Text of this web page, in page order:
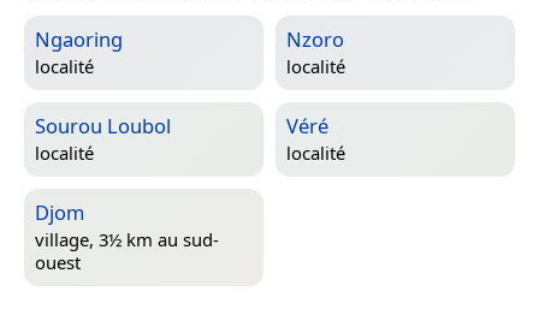
Ngaoring
localité
Nzoro
localité
Sourou Loubol
localité
Véré
localité
Djom
village, 3½ km au sud-
ouest